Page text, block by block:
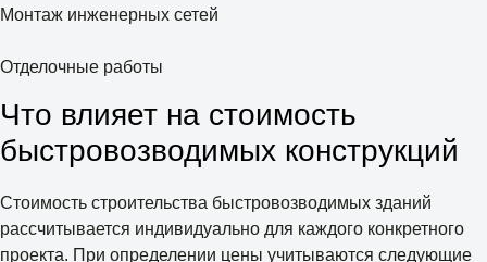
Монтаж инженерных сетей
Отделочные работы
Что влияет на стоимость
быстровозводимых конструкций
Стоимость строительства быстровозводимых зданий
рассчитывается индивидуально для каждого конкретного
проекта. При определении цены учитываются следующие